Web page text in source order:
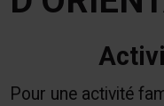
Pour une activité